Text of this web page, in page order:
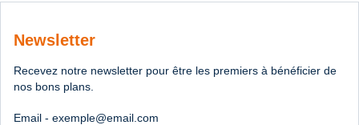
Newsletter
Recevez notre newsletter pour être les premiers à bénéficier de
nos bons plans.
Email - exemple@email.com